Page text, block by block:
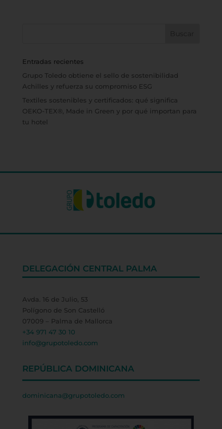
Entradas recientes
Grupo Toledo obtiene el sello de sostenibilidad
Achilles y refuerza su compromiso ESG
Textiles sostenibles y certificados: qué significa
OEKO-TEX®, Made in Green y por qué importan para
tu hotel
DELEGACIÓN CENTRAL PALMA
Avda. 16 de Julio, 53
Polígono de Son Castelló
07009 – Palma de Mallorca
+34 971 47 30 10
info@grupotoledo.com
REPÚBLICA DOMINICANA
dominicana@grupotoledo.com